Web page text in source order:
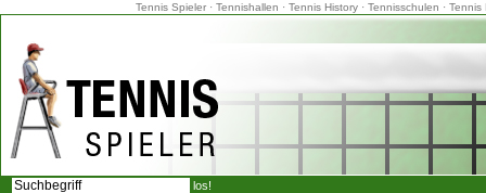
Tennis Spieler· Tennishallen · Tennis History· Tennisschulen · Tennis
los!